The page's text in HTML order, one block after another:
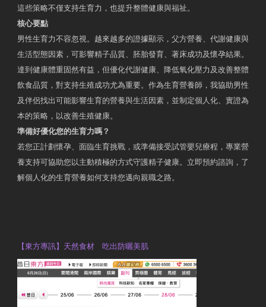
這些策略不僅支持生育力，也提升整體健康與福祉。
核心要點
男性生育力不容忽視。越來越多的證據顯示，父方營養、代謝健康與
生活型態因素，可影響精子品質、胚胎發育、著床成功及懷孕結果。
達到健康體重固然有益，但優化代謝健康、降低氧化壓力及改善整體
飲食品質，對支持生殖成功尤為重要。作為生育營養師，我協助男性
及伴侶找出可能影響生育的營養與生活因素，並制定個人化、實證為
本的策略，以改善生殖健康。
準備好優化您的生育力嗎？
若您正計劃懷孕、面臨生育挑戰，或準備接受試管嬰兒療程，專業營
養支持可協助您以主動積極的方式守護精子健康。立即預約諮詢，了
解個人化的生育營養如何支持您邁向親職之路。
【東方專訊】天然食材 吃出防曬美肌